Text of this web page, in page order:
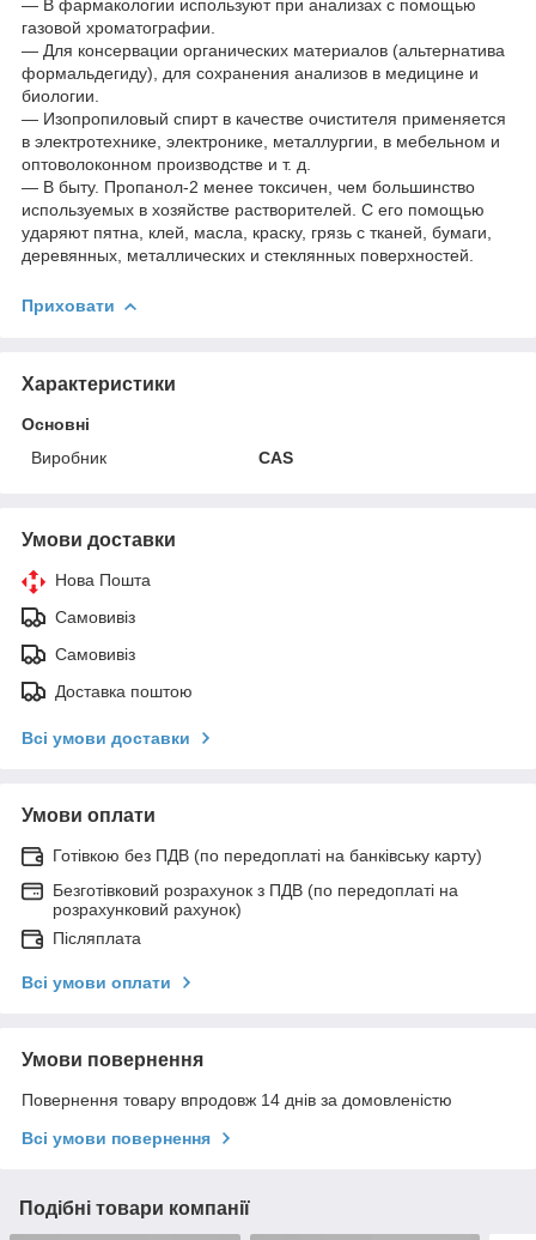
— В фармакологии используют при анализах с помощью
газовой хроматографии.
— Для консервации органических материалов (альтернатива
формальдегиду), для сохранения анализов в медицине и
биологии.
— Изопропиловый спирт в качестве очистителя применяется
в электротехнике, электронике, металлургии, в мебельном и
оптоволоконном производстве и т. д.
— В быту. Пропанол-2 менее токсичен, чем большинство
используемых в хозяйстве растворителей. С его помощью
ударяют пятна, клей, масла, краску, грязь с тканей, бумаги,
деревянных, металлических и стеклянных поверхностей.
Приховати
Характеристики
Основні
Виробник
CAS
Умови доставки
Нова Пошта
Самовивіз
Самовивіз
Доставка поштою
Всі умови доставки
Умови оплати
Готівкою без ПДВ (по передоплаті на банківську карту)
Безготівковий розрахунок з ПДВ (по передоплаті на
розрахунковий рахунок)
Післяплата
Всі умови оплати
Умови повернення
Повернення товару впродовж 14 днів за домовленістю
Всі умови повернення
Подібні товари компанії